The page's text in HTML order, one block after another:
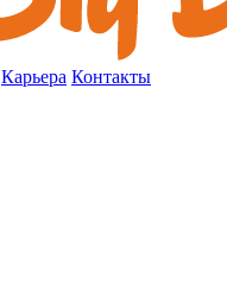
Карьера Контакты